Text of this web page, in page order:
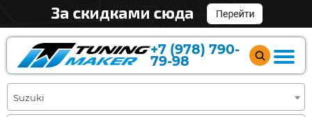
+7 (978) 790-
79-98
Suzuki